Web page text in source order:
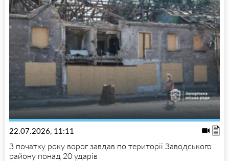
22.07.2026, 11:11
З початку року ворог завдав по території Заводського
району понад 20 ударів